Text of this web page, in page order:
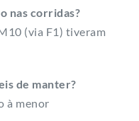
nas corridas?
(via F1) tiveram
de manter?
à menor